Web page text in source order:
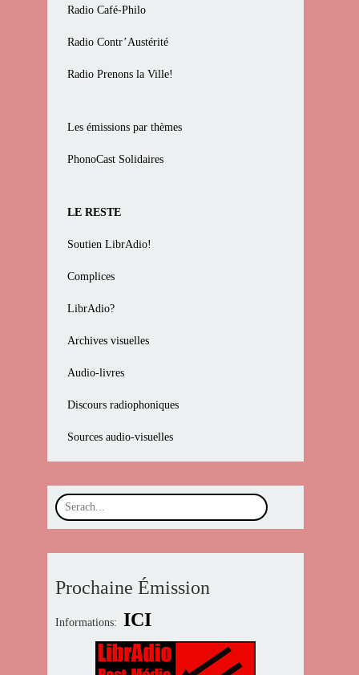
Radio Café-Philo
Radio Contr’Austérité
Radio Prenons la Ville!
Les émissions par thèmes
PhonoCast Solidaires
LE RESTE
Soutien LibrAdio!
Complices
LibrAdio?
Archives visuelles
Audio-livres
Discours radiophoniques
Sources audio-visuelles
Prochaine Émission
Informations: ICI